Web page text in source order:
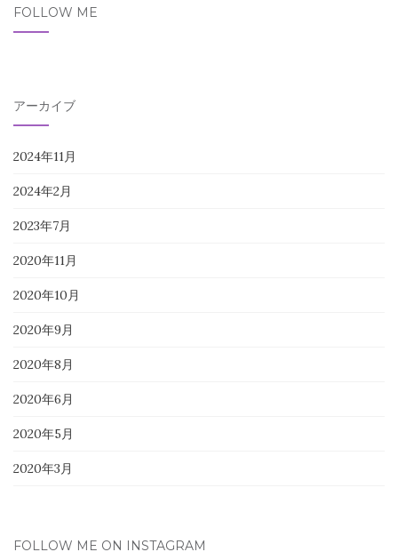
FOLLOW ME
アーカイブ
2024年11月
2024年2月
2023年7月
2020年11月
2020年10月
2020年9月
2020年8月
2020年6月
2020年5月
2020年3月
FOLLOW ME ON INSTAGRAM